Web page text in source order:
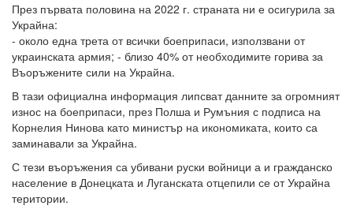
През първата половина на 2022 г. страната ни е осигурила за
Украйна:
- около една трета от всички боеприпаси, използвани от
украинската армия; - близо 40% от необходимите горива за
Въоръжените сили на Украйна.
В тази официална информация липсват данните за огромният
износ на боеприпаси, през Полша и Румъния с подписа на
Корнелия Нинова като министър на икономиката, които са
заминавали за Украйна.
С тези въоръжения са убивани руски войници а и гражданско
население в Донецката и Луганската отцепили се от Украйна
територии.